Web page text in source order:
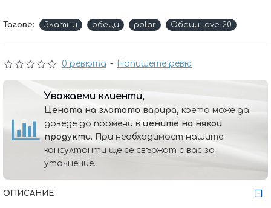
0 ревюта - Напишете ревю
Тагове: Златни обеци polar Обеци love-20
Уважаеми клиенти,
Цената на златото варира, което може да
доведе до промени в цените на някои
продукти. При необходимост нашите
консултанти ще се свържат с вас за
уточнение.
ОПИСАНИЕ